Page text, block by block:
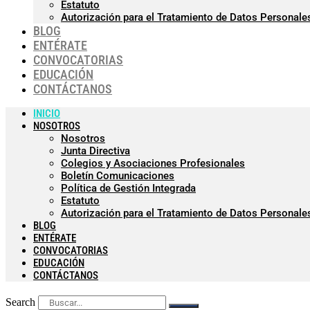
Estatuto
Autorización para el Tratamiento de Datos
BLOG
ENTÉRATE
CONVOCATORIAS
EDUCACIÓN
CONTÁCTANOS
INICIO
NOSOTROS
Nosotros
Junta Directiva
Colegios y Asociaciones Profesionales
Boletín Comunicaciones
Política de Gestión Integrada
Estatuto
Autorización para el Tratamiento de Datos
BLOG
ENTÉRATE
CONVOCATORIAS
EDUCACIÓN
CONTÁCTANOS
Search